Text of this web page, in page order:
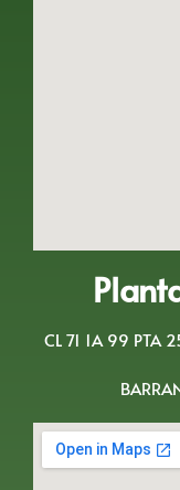
CL 71 1A 99 PTA